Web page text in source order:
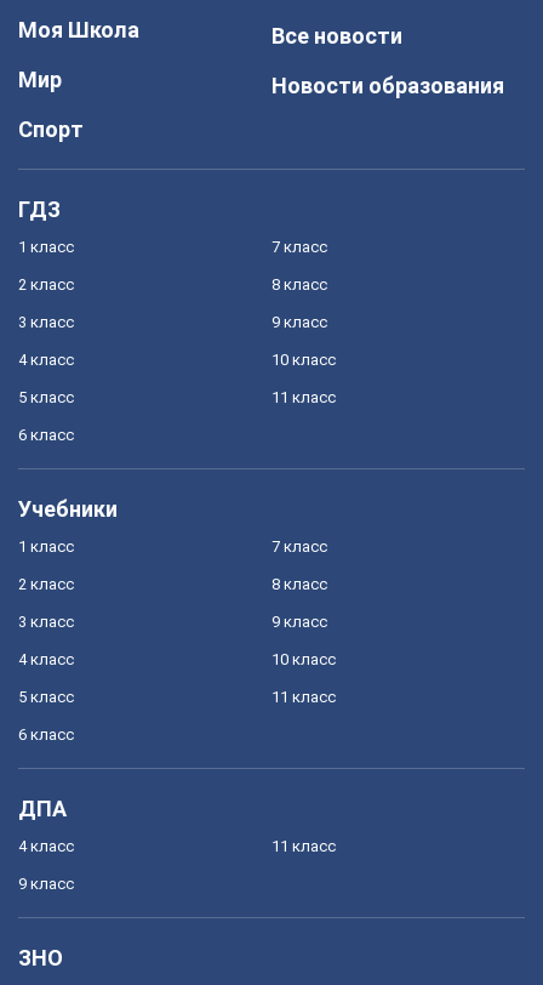
Моя Школа
Мир
Спорт
Все новости
Новости образования
ГДЗ
1 класс
2 класс
3 класс
4 класс
5 класс
6 класс
7 класс
8 класс
9 класс
10 класс
11 класс
Учебники
1 класс
2 класс
3 класс
4 класс
5 класс
6 класс
7 класс
8 класс
9 класс
10 класс
11 класс
ДПА
4 класс
9 класс
11 класс
ЗНО